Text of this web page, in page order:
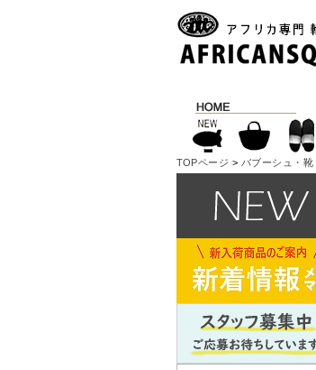
TOPページ > バブーシュ・靴